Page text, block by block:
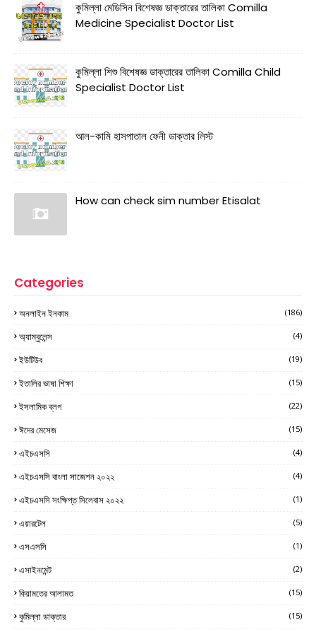
কুমিল্লা মেডিসিন বিশেষজ্ঞ ডাক্তারের তালিকা Comilla
Medicine Specialist Doctor List
কুমিল্লা শিশু বিশেষজ্ঞ ডাক্তারের তালিকা Comilla Child
Specialist Doctor List
আল-কামি হাসপাতাল ফেনী ডাক্তার লিস্ট
How can check sim number Etisalat
Categories
অনলাইন ইনকাম (186)
অ্যাম্বুলেন্স (4)
ইউটিউব (19)
ইতালির ভাষা শিক্ষা (15)
ইসলামিক ব্লগ (22)
ঈদের মেসেজ (15)
এইচএসসি (4)
এইচএসসি বাংলা সাজেশন ২০২২ (4)
এইচএসসি সংক্ষিপ্ত সিলেবাস ২০২২ (1)
এয়ারটেল (5)
এসএসসি (1)
এসাইনমেন্ট (2)
কিয়ামতের আলামত (15)
কুমিল্লা ডাক্তার (15)